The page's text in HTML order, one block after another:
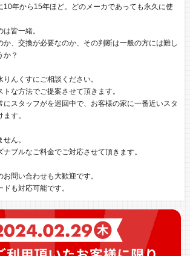
10年から15年ほど。どのメーカであっても永久に使
皆一緒。
か、交換が必要なのか、その判断は一般の方には難し
か？
んくすにご相談ください。
な方法でご提案させて頂きます。
にスタッフがを巡回中で、お客様の家に一番近いスタ
す。
ん。
ブルなご料金でご対応させて頂きます。
問い合わせも大歓迎です。
も対応可能です。